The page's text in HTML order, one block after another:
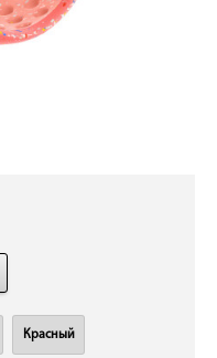
Красный